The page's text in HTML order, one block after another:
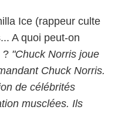
Ice (rappeur culte
A quoi peut-on
? "Chuck Norris joue
Chuck Norris.
de célébrités
musclées. Ils